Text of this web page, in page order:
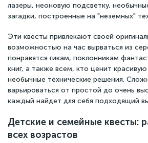
лазеры, неоновую подсветку,
загадки, построенные на "неземных"
Эти квесты привлекают своей
возможностью на час вырваться из
понравятся гикам, поклонникам
книг, а также всем, кто ценит красивую
необычные технические решения.
варьироваться от простой до очень
каждый найдет для себя подходящий
Детские и семейные квесты:
всех возрастов